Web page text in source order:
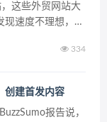
这些外贸网站大
现速度不理想，是
...
334
创建首发内容
报告说，